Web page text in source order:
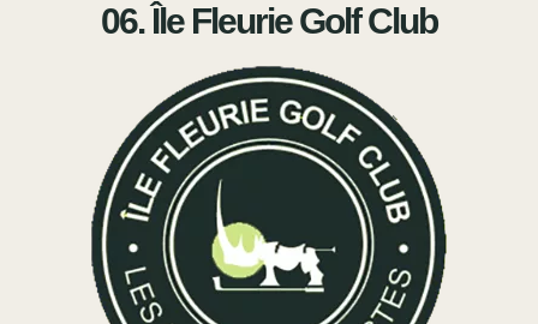
06. Île Fleurie Golf Club